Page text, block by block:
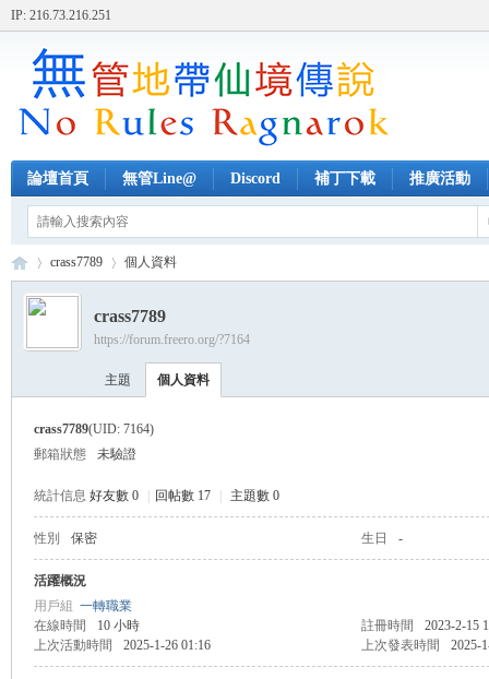
IP: 216.73.216.251
論壇首頁 無管Line@ Discord 補丁下載 推廣活動
›
crass7789 個人資料
crass7789
https://forum.freero.org/?7164
主題 個人資料
crass7789(UID: 7164)
郵箱狀態
未驗證
統計信息 好友數 0 回帖數 17 主題數 0
性別 保密 生日 -
活躍概況
用戶組 一轉職業
在線時間
10 小時 註冊時間
2023-2-15
上次活動時間
2025-1-26 01:16 上次發表時間 2025-